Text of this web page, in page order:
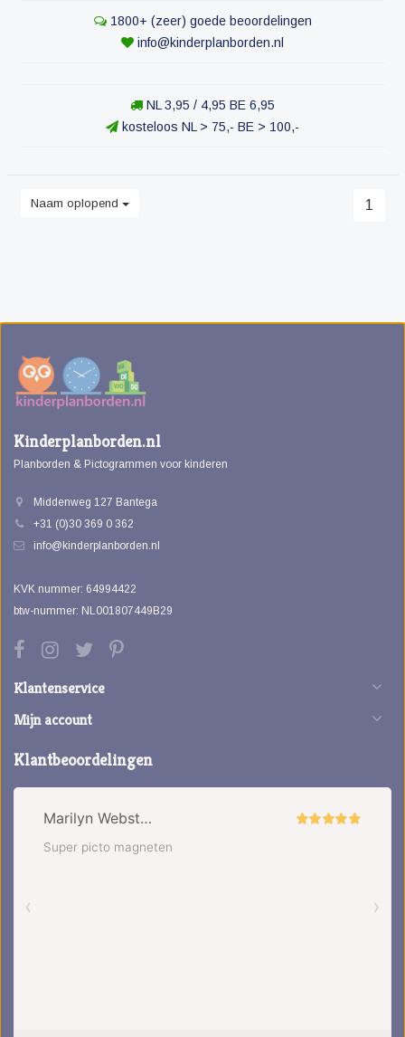
1800+ (zeer) goede beoordelingen
info@kinderplanborden.nl
NL 3,95 / 4,95 BE 6,95
kosteloos NL > 75,- BE > 100,-
Naam oplopend 1
Kinderplanborden.nl
Planborden & Pictogrammen voor kinderen
Middenweg 127 Bantega
+31 (0)30 369 0 362
info@kinderplanborden.nl
KVK nummer: 64994422
btw-nummer: NL001807449B29
Klantenservice
Mijn account
Klantbeoordelingen